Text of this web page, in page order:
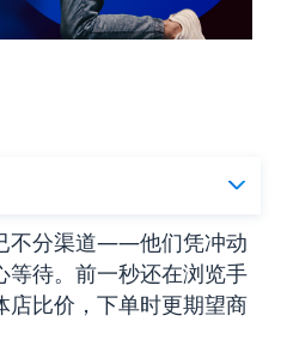
不分渠道——他们凭冲动
等待。前一秒还在浏览手
店比价，下单时更期望商